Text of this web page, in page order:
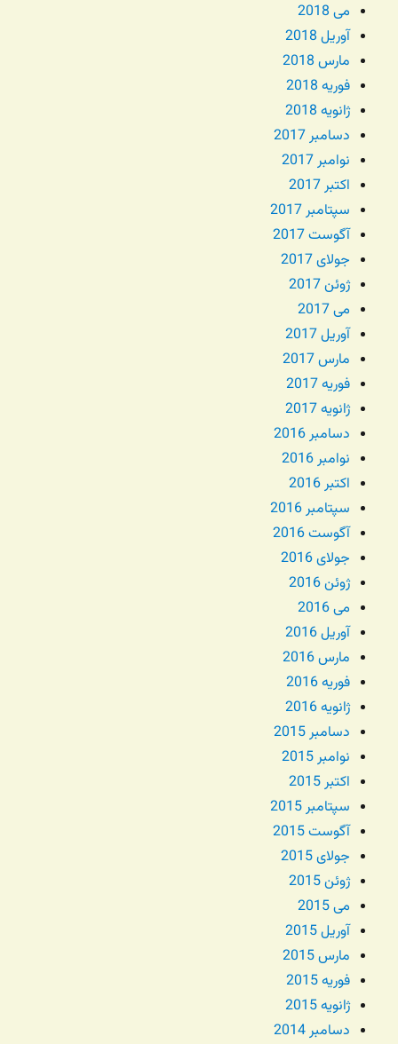
می 2018
آوریل 2018
مارس 2018
فوریه 2018
ژانویه 2018
دسامبر 2017
نوامبر 2017
اکتبر 2017
سپتامبر 2017
آگوست 2017
جولای 2017
ژوئن 2017
می 2017
آوریل 2017
مارس 2017
فوریه 2017
ژانویه 2017
دسامبر 2016
نوامبر 2016
اکتبر 2016
سپتامبر 2016
آگوست 2016
جولای 2016
ژوئن 2016
می 2016
آوریل 2016
مارس 2016
فوریه 2016
ژانویه 2016
دسامبر 2015
نوامبر 2015
اکتبر 2015
سپتامبر 2015
آگوست 2015
جولای 2015
ژوئن 2015
می 2015
آوریل 2015
مارس 2015
فوریه 2015
ژانویه 2015
دسامبر 2014